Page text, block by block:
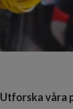
Utforska våra